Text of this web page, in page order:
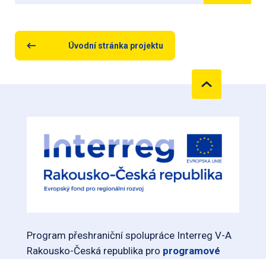
Úvodní stránka projektu
Program přeshraniční spolupráce Interreg V-A
Rakousko-Česká republika pro programové